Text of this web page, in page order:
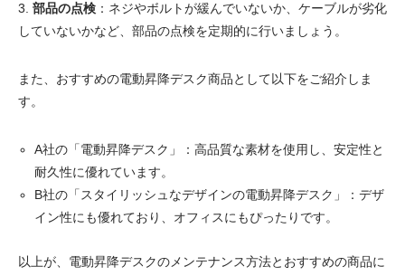
3. 部品の点検 ：ネジやボルトが緩んでいないか、ケーブルが劣化
していないかなど、部品の点検を定期的に行いましょう。
また、おすすめの電動昇降デスク商品として以下をご紹介しま
す。
A社の「電動昇降デスク」：高品質な素材を使用し、安定性と
耐久性に優れています。
B社の「スタイリッシュなデザインの電動昇降デスク」：デザ
イン性にも優れており、オフィスにもぴったりです。
以上が、電動昇降デスクのメンテナンス方法とおすすめの商品に